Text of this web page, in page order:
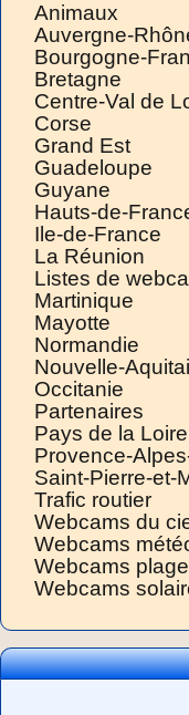
Animaux
Auvergne-
Bourgogne-
Bretagne
Centre-Val de
Corse
Grand Est
Guadeloupe
Guyane
Hauts-de-
Ile-de-France
La Réunion
Listes de
Martinique
Mayotte
Normandie
Nouvelle-
Occitanie
Partenaires
Pays de la Loire
Provence-
Saint-Pierre-et-
Trafic routier
Webcams du
Webcams
Webcams
Webcams